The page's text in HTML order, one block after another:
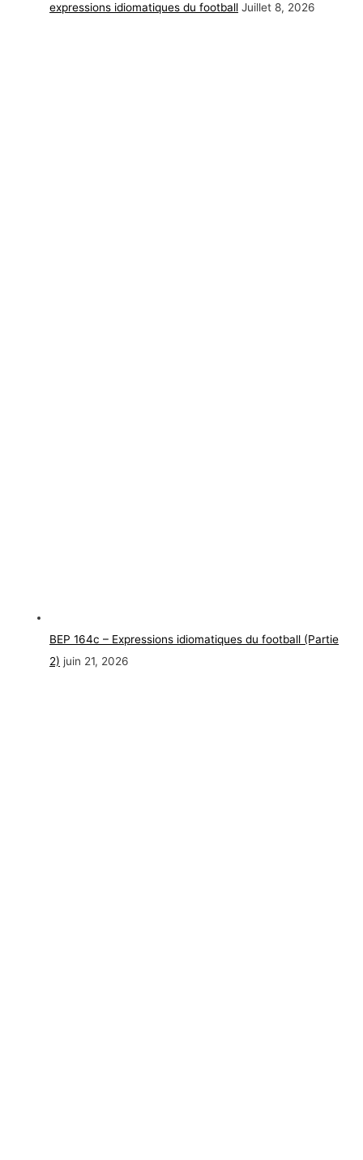
expressions idiomatiques du football Juillet 8, 2026
BEP 164c – Expressions idiomatiques du football (Partie
2) juin 21, 2026